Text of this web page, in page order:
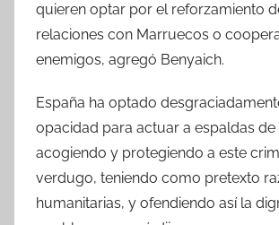
quieren optar por el reforzamiento
relaciones con Marruecos o
enemigos, agregó Benyaich.
España ha optado
opacidad para actuar a espaldas
acogiendo y protegiendo a este
verdugo, teniendo como pretexto
humanitarias, y ofendiendo así la